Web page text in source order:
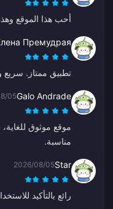
أحب هذا الموقع
Премудрая
تطبيق ممتاز. سريع
Galo Andrade
05
موقع موثوق
مناسبة.
Star
2026/08/05
رائع بالتأكيد